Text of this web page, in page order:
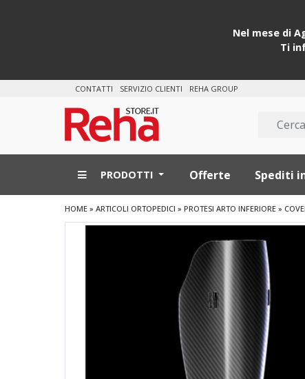
Nel mese di
Ti
CONTATTI SERVIZIO CLIENTI REHA GROUP
PRODOTTI Offerte Spediti
HOME» ARTICOLI ORTOPEDICI » PROTESI ARTO INFERIORE»